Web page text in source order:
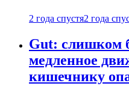
2 года спустя2 года
Gut: слишком
медленное
кишечнику